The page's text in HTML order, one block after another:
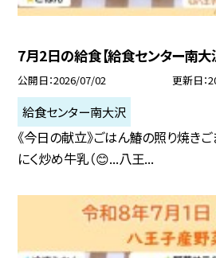
7月2日の給食【給食センター南大
公開日 2026/07/02 更新日
給食センター南大沢
《今日の献立》ごはん鰆の照り焼き
にく炒め牛乳（😊...八王...